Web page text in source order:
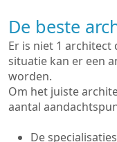
De beste
Er is niet 1 architect
situatie kan er een
worden.
Om het juiste
aantal
De specialisaties